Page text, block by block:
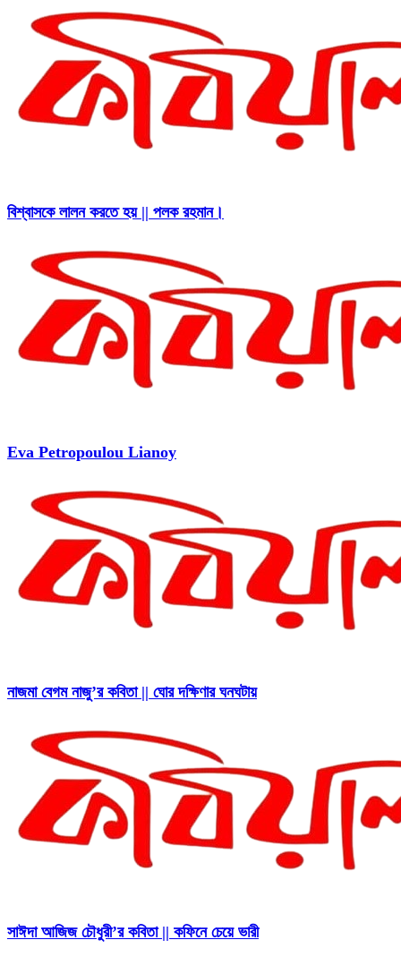
বিশ্বাসকে লালন করতে হয় || পলক রহমান।
Eva Petropoulou Lianoy
নাজমা বেগম নাজু’র কবিতা || ঘোর দক্ষিণার ঘনঘটায়
সাঈদা আজিজ চৌধুরী’র কবিতা || কফিনে চেয়ে ভারী